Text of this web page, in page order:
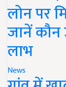
लोन पर
जानें कौन
लाभ
News